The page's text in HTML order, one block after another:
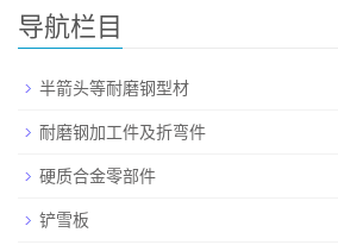
导航栏目
半箭头等耐磨钢型材
耐磨钢加工件及折弯件
硬质合金零部件
铲雪板